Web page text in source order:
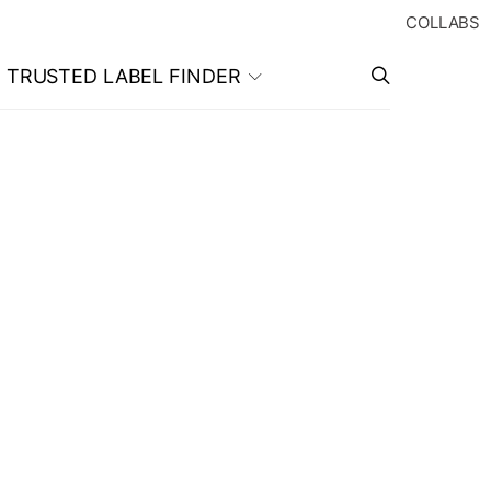
COLLABS
TRUSTED LABEL FINDER